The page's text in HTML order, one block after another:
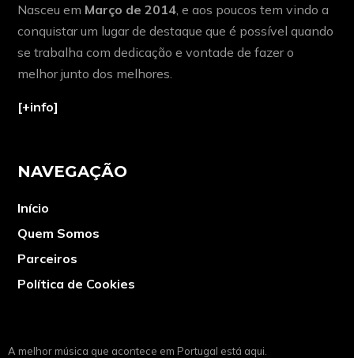
Nasceu em Março de 2014 , e aos poucos tem vindo a
conquistar um lugar de destaque que é possível quando
se trabalha com dedicação e vontade de fazer o
melhor junto dos melhores.
[+info]
NAVEGAÇÃO
Início
Quem Somos
Parceiros
Política de Cookies
A melhor música que acontece em Portugal está aqui.